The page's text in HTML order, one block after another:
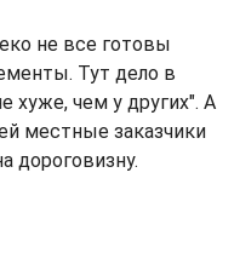
не все готовы
Тут дело в
хуже, чем у других". А
местные заказчики
дороговизну.